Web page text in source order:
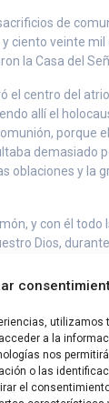
a la
nos
o las
el
de
ciento veinte mil
la Casa del
el centro del
allí el
porque
demasiado
oblaciones y la
y con él todo
Dios,
al pueblo.
con el
el Señor había